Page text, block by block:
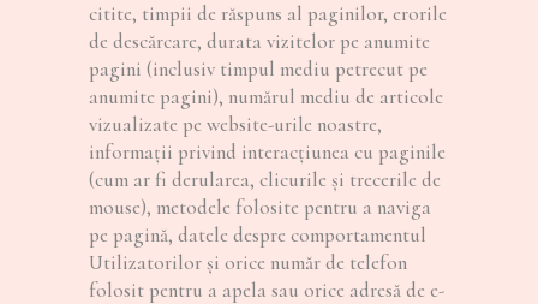
citite, timpii de răspuns al paginilor, erorile
de descărcare, durata vizitelor pe anumite
pagini (inclusiv timpul mediu petrecut pe
anumite pagini), numărul mediu de articole
vizualizate pe website-urile noastre,
informații privind interacțiunea cu paginile
(cum ar fi derularea, clicurile și trecerile de
mouse), metodele folosite pentru a naviga
pe pagină, datele despre comportamentul
Utilizatorilor și orice număr de telefon
folosit pentru a apela sau orice adresă de e-